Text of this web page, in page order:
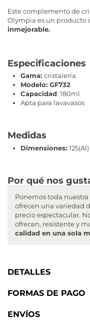
Este complemento de
Olympia es un producto
inmejorable.
Especificaciones
Gama: cristalería
Modelo: GF732
Capacidad: 180ml
Apta para lavavasos
Medidas
Dimensiones:
Por qué nos
Ponemos toda
ofrecen una variedad
precio espectacular.
ofrecen, resistente y
calidad en una sola
DETALLES
FORMAS DE PAGO
ENVÍOS